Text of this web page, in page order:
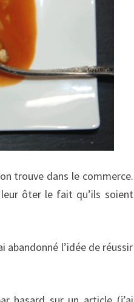
trouve dans le commerce.
leur ôter le fait qu’ils soient
abandonné l’idée de réussir